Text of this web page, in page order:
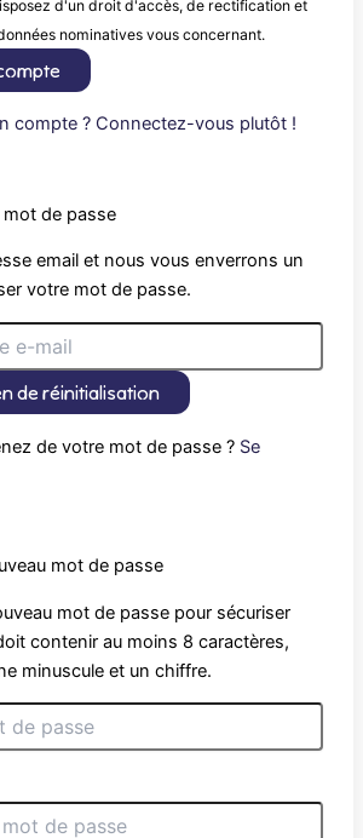
d'un droit d'accès, de rectification et
nominatives vous concernant.
compte ? Connectez-vous plutôt !
mot de passe
email et nous vous enverrons un
votre mot de passe.
de réinitialisation
de votre mot de passe ? Se
mot de passe
mot de passe pour sécuriser
contenir au moins 8 caractères,
minuscule et un chiffre.